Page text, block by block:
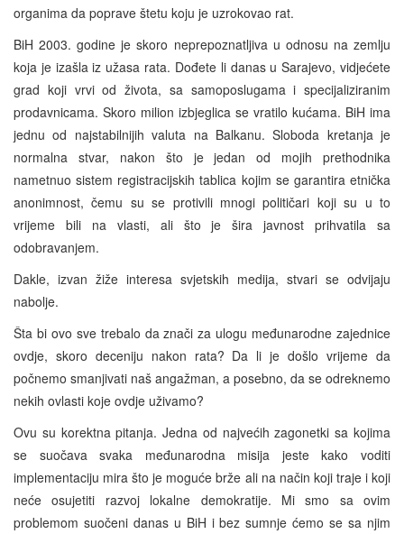
organima da poprave štetu koju je uzrokovao rat.
BiH 2003. godine je skoro neprepoznatljiva u odnosu na zemlju
koja je izašla iz užasa rata. Dođete li danas u Sarajevo, vidjećete
grad koji vrvi od života, sa samoposlugama i specijaliziranim
prodavnicama. Skoro milion izbjeglica se vratilo kućama. BiH ima
jednu od najstabilnijih valuta na Balkanu. Sloboda kretanja je
normalna stvar, nakon što je jedan od mojih prethodnika
nametnuo sistem registracijskih tablica kojim se garantira etnička
anonimnost, čemu su se protivili mnogi političari koji su u to
vrijeme bili na vlasti, ali što je šira javnost prihvatila sa
odobravanjem.
Dakle, izvan žiže interesa svjetskih medija, stvari se odvijaju
nabolje.
Šta bi ovo sve trebalo da znači za ulogu međunarodne zajednice
ovdje, skoro deceniju nakon rata? Da li je došlo vrijeme da
počnemo smanjivati naš angažman, a posebno, da se odreknemo
nekih ovlasti koje ovdje uživamo?
Ovu su korektna pitanja. Jedna od najvećih zagonetki sa kojima
se suočava svaka međunarodna misija jeste kako voditi
implementaciju mira što je moguće brže ali na način koji traje i koji
neće osujetiti razvoj lokalne demokratije. Mi smo sa ovim
problemom suočeni danas u BiH i bez sumnje ćemo se sa njim